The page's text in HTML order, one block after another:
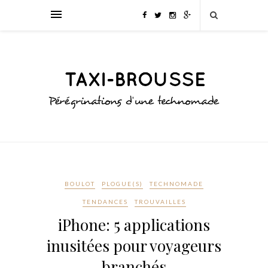
BOULOT PLOGUE(S) TECHNOMADE
TENDANCES TROUVAILLES
iPhone: 5 applications
inusitées pour voyageurs